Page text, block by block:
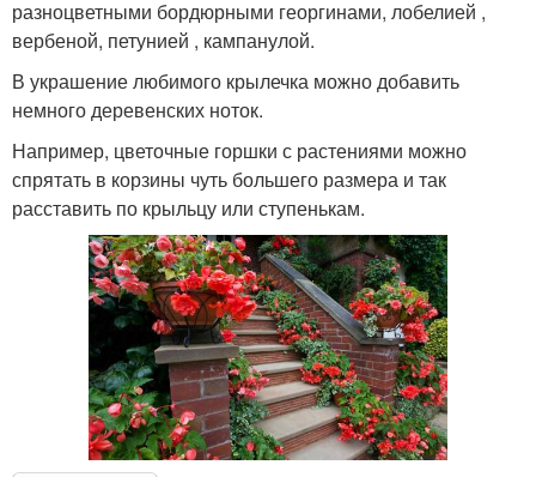
разноцветными бордюрными георгинами, лобелией ,
вербеной, петунией , кампанулой.
В украшение любимого крылечка можно добавить
немного деревенских ноток.
Например, цветочные горшки с растениями можно
спрятать в корзины чуть большего размера и так
расставить по крыльцу или ступенькам.